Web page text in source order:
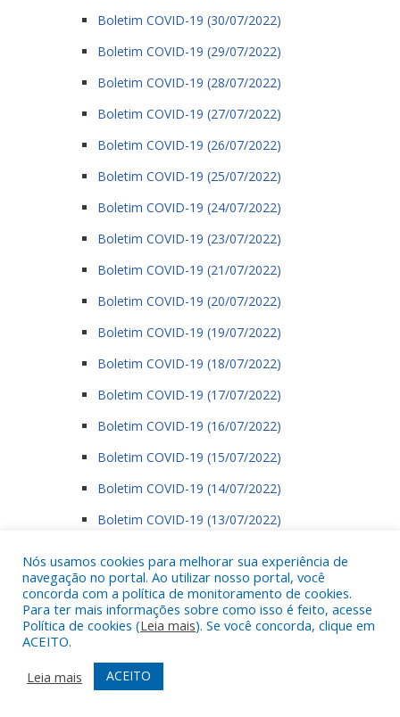
Boletim COVID-19 (30/07/2022)
Boletim COVID-19 (29/07/2022)
Boletim COVID-19 (28/07/2022)
Boletim COVID-19 (27/07/2022)
Boletim COVID-19 (26/07/2022)
Boletim COVID-19 (25/07/2022)
Boletim COVID-19 (24/07/2022)
Boletim COVID-19 (23/07/2022)
Boletim COVID-19 (21/07/2022)
Boletim COVID-19 (20/07/2022)
Boletim COVID-19 (19/07/2022)
Boletim COVID-19 (18/07/2022)
Boletim COVID-19 (17/07/2022)
Boletim COVID-19 (16/07/2022)
Boletim COVID-19 (15/07/2022)
Boletim COVID-19 (14/07/2022)
Boletim COVID-19 (13/07/2022)
Boletim COVID-19 (11/07/2022)
Boletim COVID-19 (10/07/2022)
Boletim COVID-19 (08/07/2022)
Nós usamos cookies para melhorar sua experiência de
navegação no portal. Ao utilizar nosso portal, você
concorda com a política de monitoramento de cookies.
Para ter mais informações sobre como isso é feito, acesse
Política de cookies (Leia mais). Se você concorda, clique em
ACEITO.
Leia mais
ACEITO